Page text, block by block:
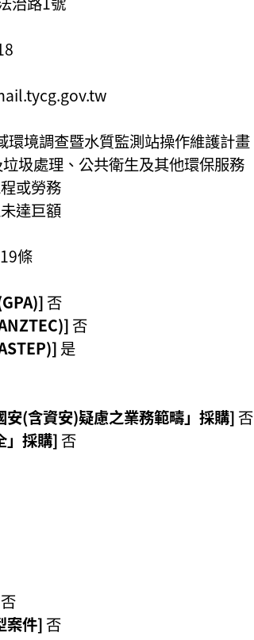
環境調查暨水質監測站操作維護計畫
圾處理、公共衛生及其他環保服務
或勞務
達巨額
條
否
否
是
(含資安)疑慮之業務範疇」採購] 否
」採購] 否
否
案件] 否